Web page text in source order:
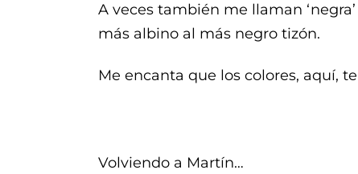
A veces también me llaman
más albino al más negro tizón.
Me encanta que los colores, aquí,
Volviendo a Martín…